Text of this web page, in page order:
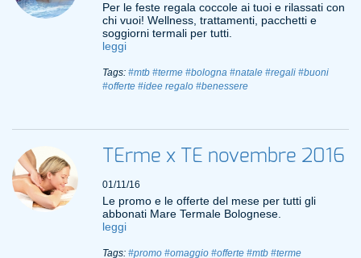
Per le feste regala coccole ai tuoi e rilassati con
chi vuoi! Wellness, trattamenti, pacchetti e
soggiorni termali per tutti.
leggi
Tags: #mtb #terme #bologna #natale #regali #buoni
#offerte #idee regalo #benessere
TErme x TE novembre 2016
01/11/16
Le promo e le offerte del mese per tutti gli
abbonati Mare Termale Bolognese.
leggi
Tags: #promo #omaggio #offerte #mtb #terme